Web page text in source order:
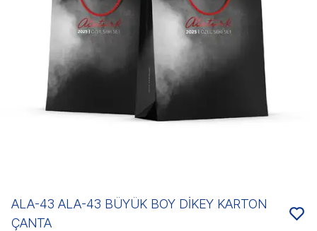
ALA-43 ALA-43 BÜYÜK BOY DİKEY KARTON
ÇANTA